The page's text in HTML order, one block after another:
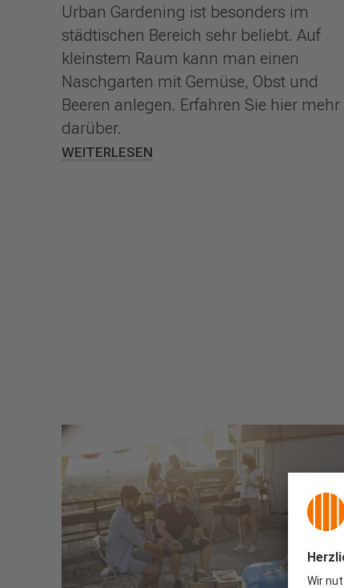
Urban Gardening ist besonders im
städtischen Bereich sehr beliebt. Auf
kleinstem Raum kann man einen
Naschgarten mit Gemüse, Obst und
Beeren anlegen. Erfahren Sie hier mehr
darüber.
WEITERLESEN